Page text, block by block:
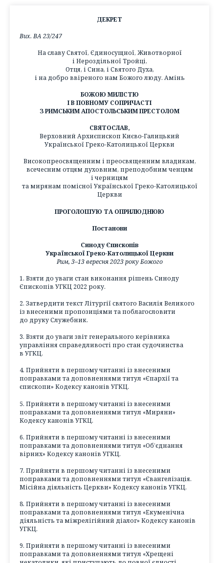
ДЕКРЕТ
Вих. ВА 23/247
На славу Святої, Єдиносущної, Животворної
і Нероздільної Тройці,
Отця, і Сина, і Святого Духа,
і на добро ввіреного нам Божого люду. Амінь
БОЖОЮ МИЛІСТЮ
І В ПОВНОМУ СОПРИЧАСТІ
З РИМСЬКИМ АПОСТОЛЬСЬКИМ ПРЕСТОЛОМ
СВЯТОСЛАВ,
Верховний Архиєпископ Києво-Галицький
Української Греко-Католицької Церкви
Високопреосвященним і преосвященним владикам,
всечесним отцям духовним, преподобним ченцям
і черницям
та мирянам помісної Української Греко-Католицької
Церкви
ПРОГОЛОШУЮ ТА ОПРИЛЮДНЮЮ
Постанови
Синоду Єпископів
Української Греко-Католицької Церкви
Рим, 3–13 вересня 2023 року Божого
1. Взяти до уваги стан виконання рішень Синоду
Єпископів УГКЦ 2022 року.
2. Затвердити текст Літургії святого Василія Великого
із внесеними пропозиціями та поблагословити
до друку Служебник.
3. Взяти до уваги звіт генерального керівника
управління справедливості про стан судочинства
в УГКЦ.
4. Прийняти в першому читанні із внесеними
поправками та доповненнями титул «Єпархії та
єпископи» Кодексу канонів УГКЦ.
5. Прийняти в першому читанні із внесеними
поправками та доповненнями титул «Миряни»
Кодексу канонів УГКЦ.
6. Прийняти в першому читанні із внесеними
поправками та доповненнями титул «Об’єднання
вірних» Кодексу канонів УГКЦ.
7. Прийняти в першому читанні із внесеними
поправками та доповненнями титул «Євангелізація.
Місійна діяльність Церкви» Кодексу канонів УГКЦ.
8. Прийняти в першому читанні із внесеними
поправками та доповненнями титул «Екуменічна
діяльність та міжрелігійний діалог» Кодексу канонів
УГКЦ.
9. Прийняти в першому читанні із внесеними
поправками та доповненнями титул «Хрещені